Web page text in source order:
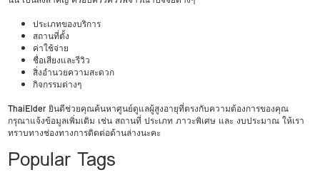
ประเภทของบริการ
สถานที่ตั้ง
ค่าใช้จ่าย
ชื่อเสียงและรีวิว
สิ่งอำนวยความสะดวก
กิจกรรมต่างๆ
ThaiElder ยินดีช่วยคุณค้นหาศูนย์ดูแลผู้สูงอายุที่ตรงกับความต้องการของคุณ
กรุณาแจ้งข้อมูลเพิ่มเติม เช่น สถานที่ ประเภท ภาวะพิเศษ และ งบประมาณ ให้เรา
ทราบทางช่องทางการติดต่อด้านล่างนะคะ
Popular Tags